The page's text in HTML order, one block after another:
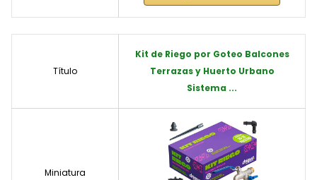
Título
Kit de Riego por Goteo Balcones
Terrazas y Huerto Urbano
Sistema ...
Miniatura